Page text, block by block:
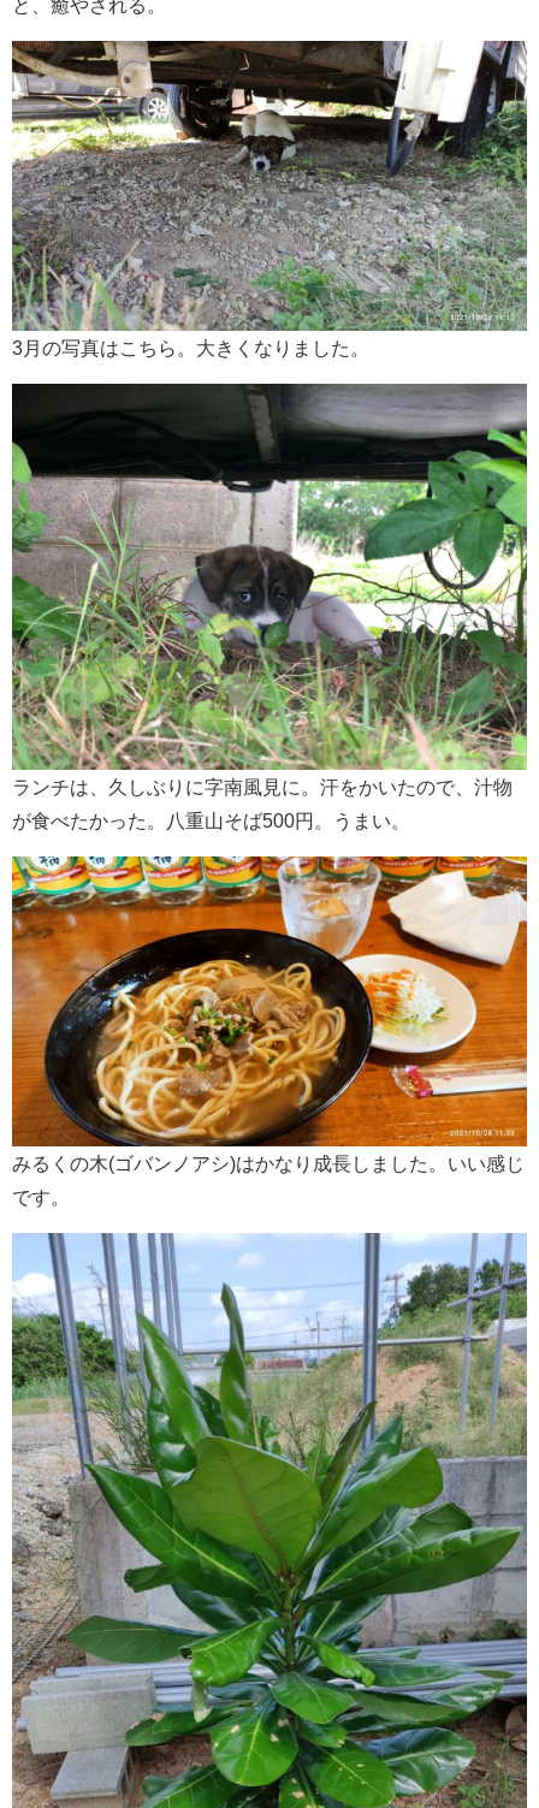
と、癒やされる。
3月の写真はこちら。大きくなりました。
ランチは、久しぶりに字南風見に。汗をかいたので、汁物
が食べたかった。八重山そば500円。うまい。
みるくの木(ゴバンノアシ)はかなり成長しました。いい感じ
です。